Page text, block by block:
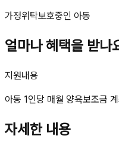
가정위탁보호중인 아동
얼마나 혜택을 받나
지원내용
아동 1인당 매월 양육보조금
자세한 내용